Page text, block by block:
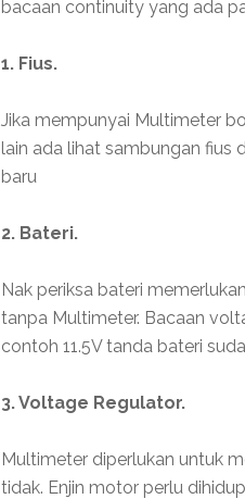
bacaan continuity yang ada
1. Fius.
Jika mempunyai Multimeter
lain ada lihat sambungan fius
baru
2. Bateri.
Nak periksa bateri
tanpa Multimeter. Bacaan
contoh 11.5V tanda bateri
3. Voltage Regulator.
Multimeter diperlukan untuk
tidak. Enjin motor perlu